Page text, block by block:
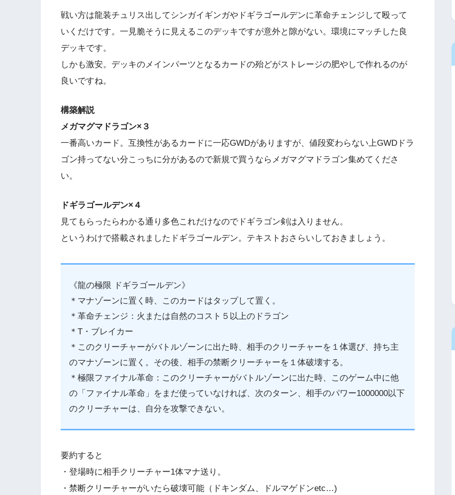
戦い方は龍装チュリス出してシンガイギンガやドギラゴールデンに革命チェンジして殴って
いくだけです。一見脆そうに見えるこのデッキですが意外と隙がない。環境にマッチした良
デッキです。
しかも激安。デッキのメインパーツとなるカードの殆どがストレージの肥やしで作れるのが
良いですね。
構築解説
メガマグマドラゴン×３
一番高いカード。互換性があるカードに一応GWDがありますが、値段変わらない上GWDドラ
ゴン持ってない分こっちに分があるので新規で買うならメガマグマドラゴン集めてくださ
い。
ドギラゴールデン×４
見てもらったらわかる通り多色これだけなのでドギラゴン剣は入りません。
というわけで搭載されましたドギラゴールデン。テキストおさらいしておきましょう。
《龍の極限 ドギラゴールデン》
＊マナゾーンに置く時、このカードはタップして置く。
＊革命チェンジ：火または自然のコスト５以上のドラゴン
＊T・ブレイカー
＊このクリーチャーがバトルゾーンに出た時、相手のクリーチャーを１体選び、持ち主
のマナゾーンに置く。その後、相手の禁断クリーチャーを１体破壊する。
＊極限ファイナル革命：このクリーチャーがバトルゾーンに出た時、このゲーム中に他
の「ファイナル革命」をまだ使っていなければ、次のターン、相手のパワー1000000以下
のクリーチャーは、自分を攻撃できない。
要約すると
・登場時に相手クリーチャー1体マナ送り。
・禁断クリーチャーがいたら破壊可能（ドキンダム、ドルマゲドンetc…)